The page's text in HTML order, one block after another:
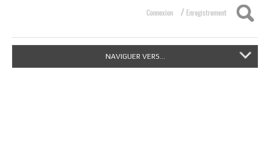
Connexion / Enregistrement
NAVIGUER VERS...